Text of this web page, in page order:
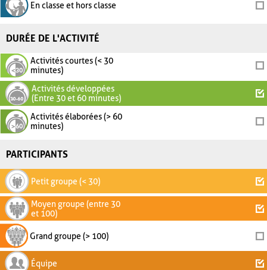
En classe et hors classe
DURÉE DE L'ACTIVITÉ
Activités courtes (< 30
minutes)
Activités développées
(Entre 30 et 60 minutes)
Activités élaborées (> 60
minutes)
PARTICIPANTS
Petit groupe (< 30)
Moyen groupe (entre 30
et 100)
Grand groupe (> 100)
Équipe